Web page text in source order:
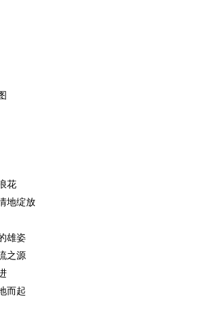
花
地绽放
雄姿
之源
而起